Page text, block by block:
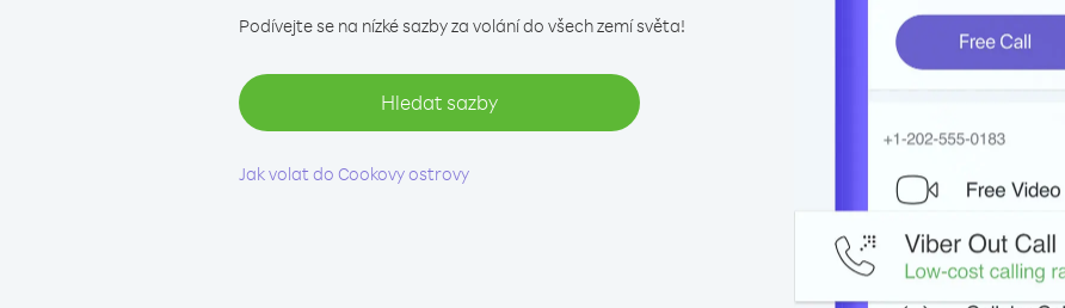
Podívejte se na nízké sazby za volání do všech zemí světa!
Hledat sazby
Jak volat do Cookovy ostrovy